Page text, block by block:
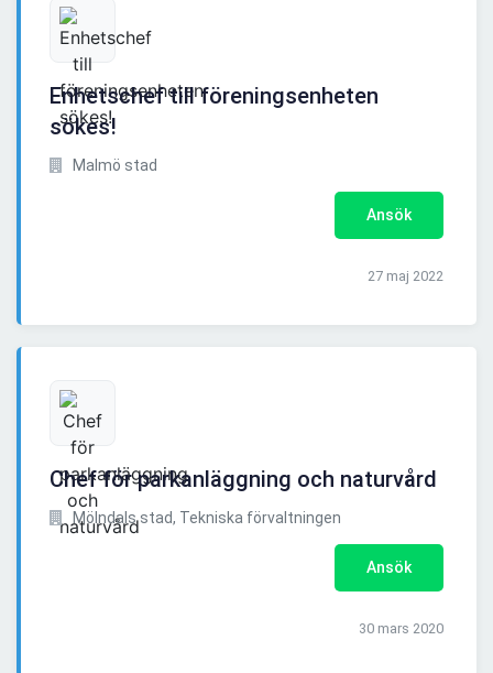
Enhetschef till föreningsenheten
sökes!
Malmö stad
Ansök
27 maj 2022
Chef för parkanläggning och naturvård
Mölndals stad, Tekniska förvaltningen
Ansök
30 mars 2020